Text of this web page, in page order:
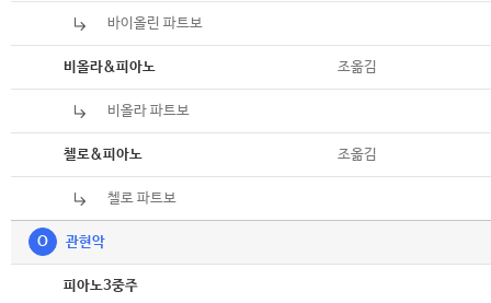
바이올린 파트보
비올라&피아노 조옮김
비올라 파트보
첼로&피아노 조옮김
첼로 파트보
O 관현악
피아노3중주